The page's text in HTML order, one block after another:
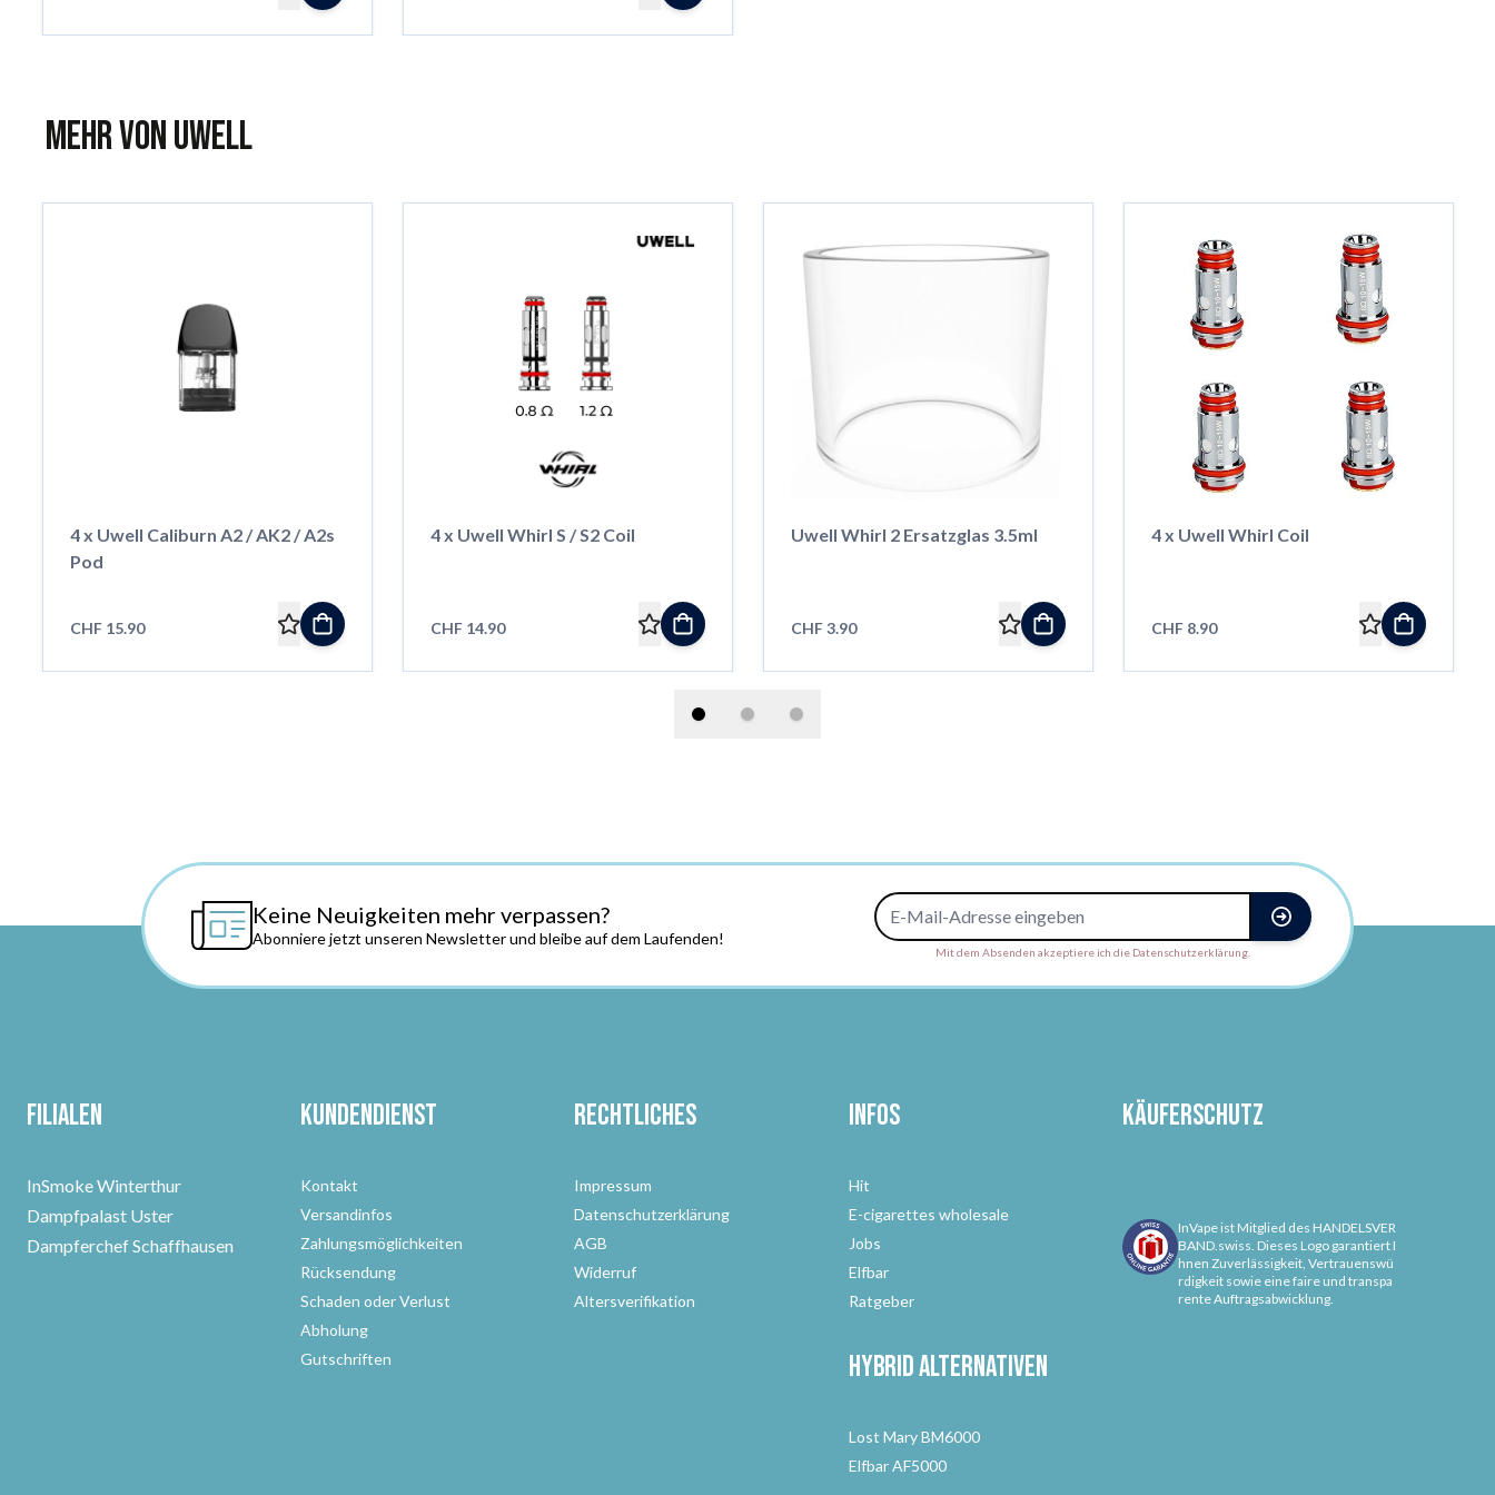
Mehr von Uwell
4 x Uwell Caliburn A2 / AK2 / A2s
Pod
CHF 15.90
4 x Uwell Whirl S / S2 Coil
CHF 14.90
Uwell Whirl 2 Ersatzglas 3.5ml
CHF 3.90
4 x Uwell Whirl Coil
CHF 8.90
Keine Neuigkeiten mehr verpassen?
Abonniere jetzt unseren Newsletter und bleibe auf dem Laufenden!
E-Mail-Adresse
Mit dem Absenden akzeptiere ich die Datenschutzerklärung.
Filialen
InSmoke Winterthur
Dampfpalast Uster
Dampferchef Schaffhausen
Kundendienst
Kontakt
Versandinfos
Zahlungsmöglichkeiten
Rücksendung
Schaden oder Verlust
Abholung
Gutschriften
Rechtliches
Impressum
Datenschutzerklärung
AGB
Widerruf
Altersverifikation
Infos
Hit
E-cigarettes wholesale
Jobs
Elfbar
Ratgeber
Hybrid Alternativen
Lost Mary BM6000
Elfbar AF5000
Käuferschutz
InVape ist Mitglied des HANDELSVER
BAND.swiss. Dieses Logo garantiert I
hnen Zuverlässigkeit, Vertrauenswü
rdigkeit sowie eine faire und transpa
rente Auftragsabwicklung.